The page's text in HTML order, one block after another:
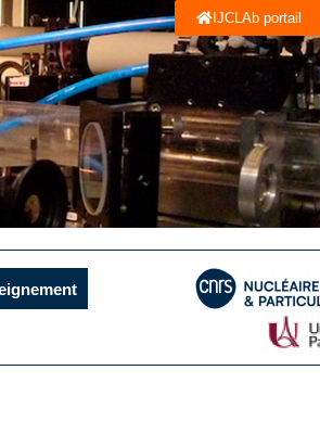
IJCLAb portail